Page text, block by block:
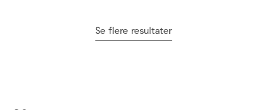
Se flere resultater